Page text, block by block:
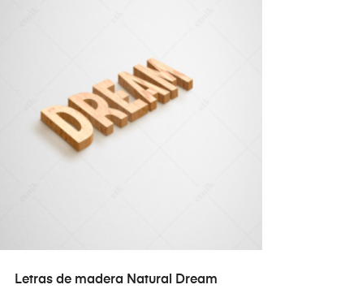
ADD TO CART
Letras de madera Natural Dream